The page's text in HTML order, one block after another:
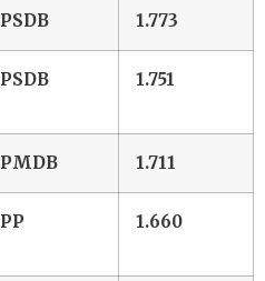
PSDB 1.773
PSDB 1.751
PMDB 1.711
PP 1.660